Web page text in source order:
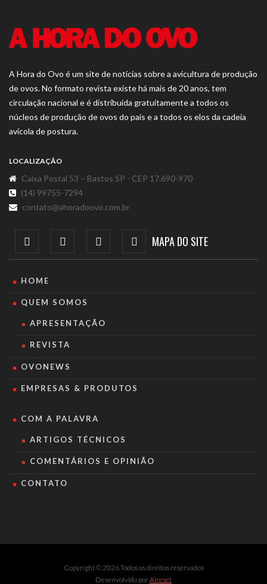
A Hora do Ovo é um site de notícias sobre a avicultura de produção
de ovos. No formato revista existe há mais de 20 anos, tem
circulação nacional e é distribuída gratuitamente a todos os
núcleos de produção de ovos do país e a todos os elos da cadeia
avícola de postura.
LOCALIZAÇÃO
Caixa Postal 53 – Bastos SP - CEP 17.690-970
(14) 99755-7294
contato@ahoradoovo.com.br
MAPA DO SITE
HOME
QUEM SOMOS
APRESENTAÇÃO
REVISTA
OVONEWS
EMPRESAS & PRODUTOS
COM A PALAVRA
ARTIGOS TÉCNICOS
COMENTÁRIOS E OPINIÃO
CONTATO
Copyright © 2026 Todos os direitos reservados
Desenvolvido porAireset